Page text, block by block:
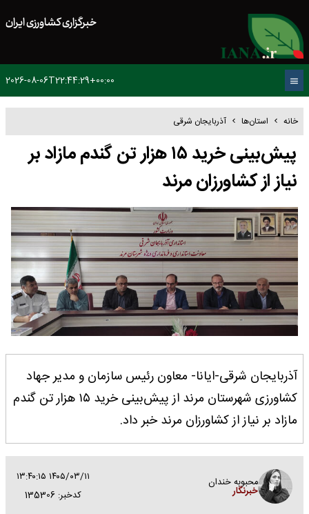
خبرگزاری کشاورزی ایران
2026-08-06T22:44:29+00:00
خانه استان‌ها آذربایجان شرقی
پیش‌بینی خرید ۱۵ هزار تن گندم مازاد بر
نیاز از کشاورزان مرند
آذربایجان شرقی-ایانا- معاون رئیس سازمان و مدیر جهاد
کشاورزی شهرستان مرند از پیش‌بینی خرید ۱۵ هزار تن گندم
مازاد بر نیاز از کشاورزان مرند خبر داد.
محبوبه خندان
خبرنگار
۱۴۰۵/۰۳/۱۱ ۱۳:۴۰:۱۵
کدخبر: 135306